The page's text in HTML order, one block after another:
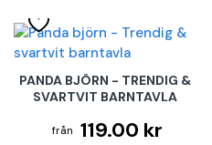
PANDA BJÖRN - TRENDIG &
SVARTVIT BARNTAVLA
119.00 kr